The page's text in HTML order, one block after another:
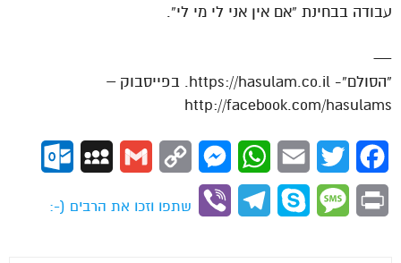
עבודה בבחינת “אם אין אני לי מי לי”.
—
“הסולם”- https://hasulam.co.il. בפייסבוק –
http://facebook.com/hasulams
Facebook
Twitter
Email
WhatsApp
Messenger
Copy
Gmail
MySpace
Print
Message
Skype
Telegram
Viber
שתפו וזכו את הרבים (-: